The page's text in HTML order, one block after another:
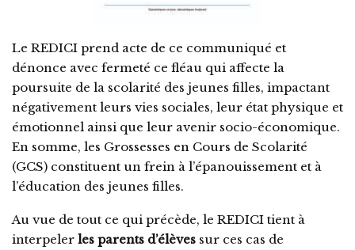
Le REDICI prend acte de ce communiqué et
dénonce avec fermeté ce fléau qui affecte la
poursuite de la scolarité des jeunes filles, impactant
négativement leurs vies sociales, leur état physique et
émotionnel ainsi que leur avenir socio-économique.
En somme, les Grossesses en Cours de Scolarité
(GCS) constituent un frein à l’épanouissement et à
l’éducation des jeunes filles.
Au vue de tout ce qui précède, le REDICI tient à
interpeler les parents d’élèves sur ces cas de